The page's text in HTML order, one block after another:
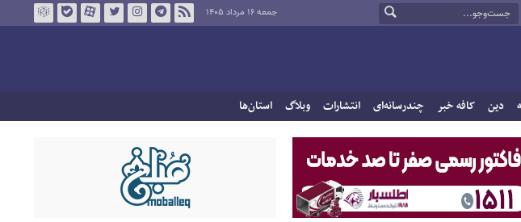
جمعه ۱۶ مرداد ۱۴۰۵
دین کافه خبر چندرسانه‌ای انتشارات وبلاگ استان‌ها